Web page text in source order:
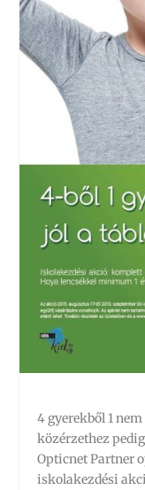
4 gyerekből 1
közérzethez
Opticnet Partner
iskolakezdési